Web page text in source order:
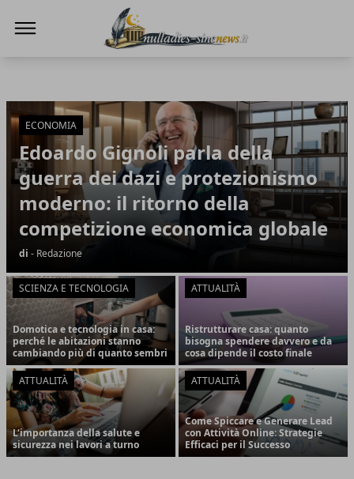
Articoli in Evidenza
ECONOMIA
Edoardo Gignoli parla della
guerra dei dazi e protezionismo
moderno: il ritorno della
competizione economica globale
di - Redazione
SCIENZA E TECNOLOGIA
Domotica e tecnologia in casa:
perché le abitazioni stanno
cambiando più di quanto sembri
ATTUALITÀ
Ristrutturare casa: quanto
bisogna spendere davvero e da
cosa dipende il costo finale
ATTUALITÀ
L'importanza della salute e
sicurezza nei lavori a turno
ATTUALITÀ
Come Spiccare e Generare Lead
con Attività Online: Strategie
Efficaci per il Successo